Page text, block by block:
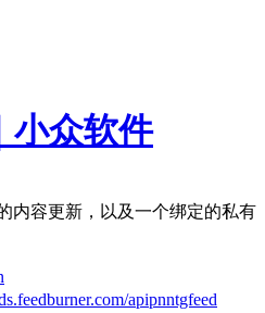
小众软件
内容更新，以及一个绑定的私有
apipnntgfeed